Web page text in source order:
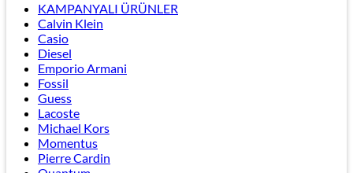
KAMPANYALI ÜRÜNLER
Calvin Klein
Casio
Diesel
Emporio Armani
Fossil
Guess
Lacoste
Michael Kors
Momentus
Pierre Cardin